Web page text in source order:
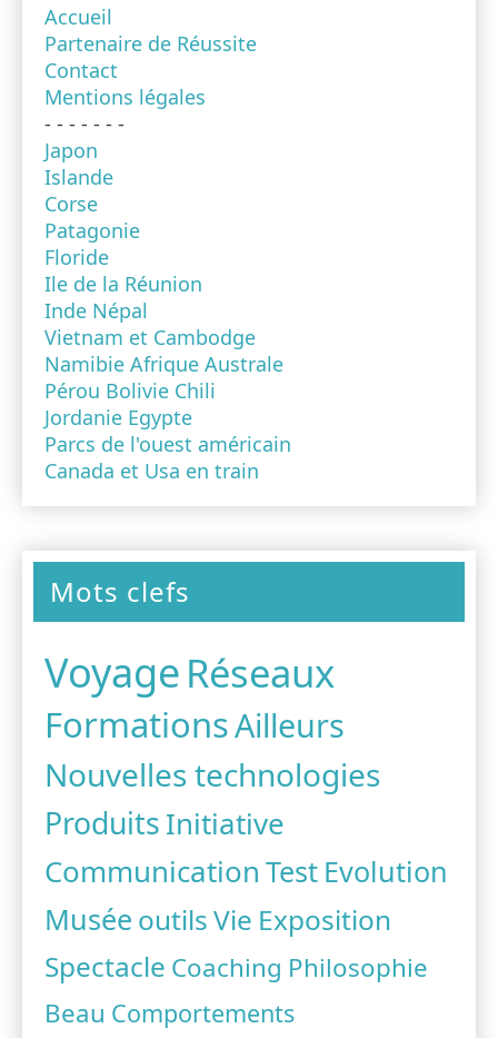
Accueil
Partenaire de Réussite
Contact
Mentions légales
- - - - - - -
Japon
Islande
Corse
Patagonie
Floride
Ile de la Réunion
Inde Népal
Vietnam et Cambodge
Namibie Afrique Australe
Pérou Bolivie Chili
Jordanie Egypte
Parcs de l'ouest américain
Canada et Usa en train
Mots clefs
VoyageRéseaux
FormationsAilleurs
Nouvelles technologies
ProduitsInitiative
Communication Test Evolution
Musée outilsVie Exposition
Spectacle Coaching Philosophie
Beau Comportements